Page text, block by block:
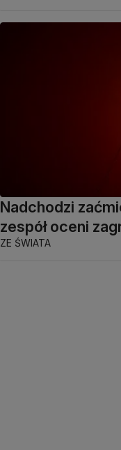
Nadchodzi
zespół oceni
ZE ŚWIATA